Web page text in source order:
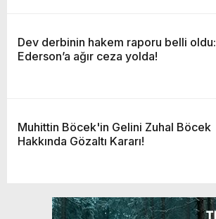
Dev derbinin hakem raporu belli oldu:
Ederson’a ağır ceza yolda!
Muhittin Böcek'in Gelini Zuhal Böcek
Hakkında Gözaltı Kararı!